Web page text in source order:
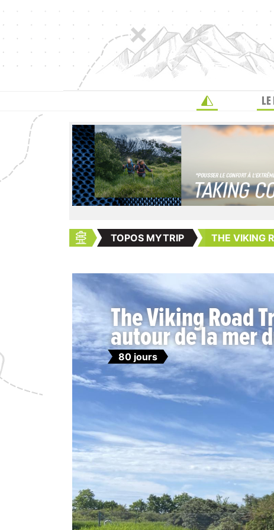
TOPOS MYTRIP THE VIKING
The Viking Road
autour de la mer
80 jours